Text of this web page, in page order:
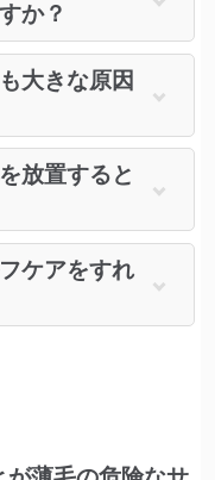
か？
大きな原因
放置すると
ケアをすれ